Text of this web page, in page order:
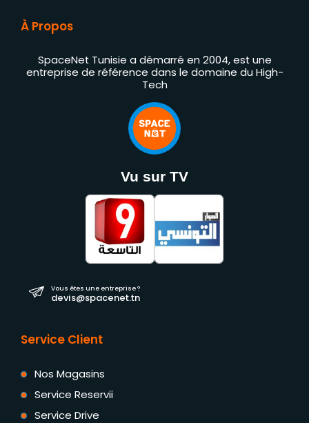
À Propos
SpaceNet Tunisie a démarré en 2004, est une
entreprise de référence dans le domaine du High-
Tech
Vu sur TV
Vous êtes une entreprise ?
devis@spacenet.tn
Service Client
Nos Magasins
Service Reservii
Service Drive